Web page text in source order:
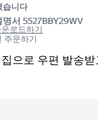
습니다
서 5527BBY29WV
로드하기
주문하기
으로 우편 발송